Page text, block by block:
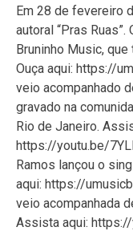
Em 28 de fevereiro
autoral “Pras
Bruninho Music,
Ouça aqui: https://
veio acompanhado
gravado na
Rio de Janeiro.
https://youtu.be/
Ramos lançou o
aqui: https://
veio acompanhada
Assista aqui: